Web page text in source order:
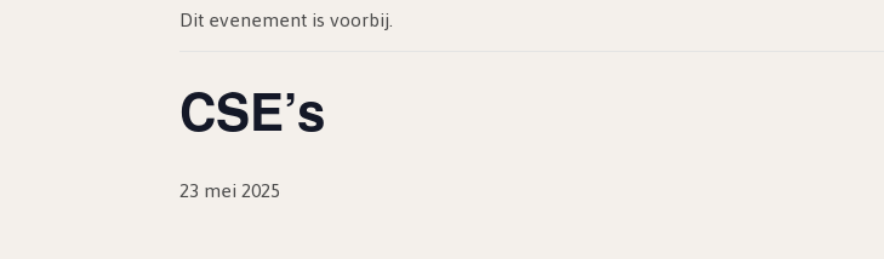
Dit evenement is voorbij.
CSE’s
23 mei 2025